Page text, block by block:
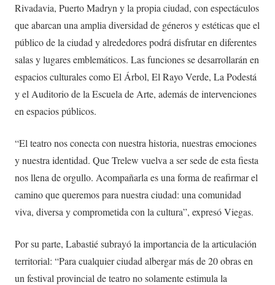
Rivadavia, Puerto Madryn y la propia ciudad, con espectáculos
que abarcan una amplia diversidad de géneros y estéticas que el
público de la ciudad y alrededores podrá disfrutar en diferentes
salas y lugares emblemáticos. Las funciones se desarrollarán en
espacios culturales como El Árbol, El Rayo Verde, La Podestá
y el Auditorio de la Escuela de Arte, además de intervenciones
en espacios públicos.
“El teatro nos conecta con nuestra historia, nuestras emociones
y nuestra identidad. Que Trelew vuelva a ser sede de esta fiesta
nos llena de orgullo. Acompañarla es una forma de reafirmar el
camino que queremos para nuestra ciudad: una comunidad
viva, diversa y comprometida con la cultura”, expresó Viegas.
Por su parte, Labastié subrayó la importancia de la articulación
territorial: “Para cualquier ciudad albergar más de 20 obras en
un festival provincial de teatro no solamente estimula la